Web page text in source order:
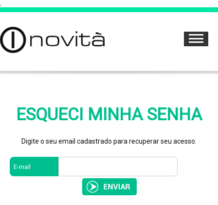
ESQUECI MINHA SENHA
Digite o seu email cadastrado para recuperar seu acesso.
E-mail